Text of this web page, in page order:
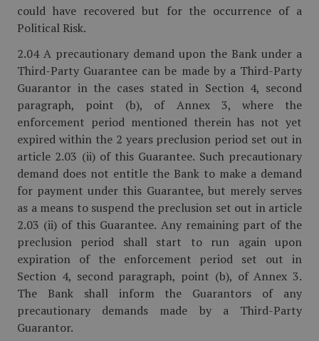
could have recovered but for the occurrence of a
Political Risk.
2.04 A precautionary demand upon the Bank under a
Third-Party Guarantee can be made by a Third-Party
Guarantor in the cases stated in Section 4, second
paragraph, point (b), of Annex 3, where the
enforcement period mentioned therein has not yet
expired within the 2 years preclusion period set out in
article 2.03 (ii) of this Guarantee. Such precautionary
demand does not entitle the Bank to make a demand
for payment under this Guarantee, but merely serves
as a means to suspend the preclusion set out in article
2.03 (ii) of this Guarantee. Any remaining part of the
preclusion period shall start to run again upon
expiration of the enforcement period set out in
Section 4, second paragraph, point (b), of Annex 3.
The Bank shall inform the Guarantors of any
precautionary demands made by a Third-Party
Guarantor.